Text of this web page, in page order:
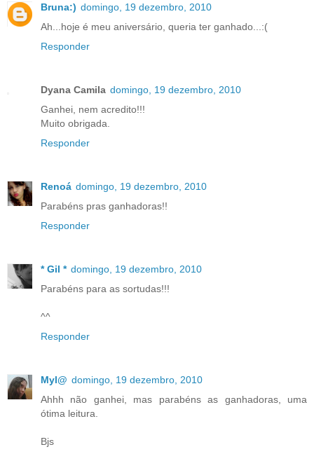
Bruna:) domingo, 19 dezembro, 2010
Ah...hoje é meu aniversário, queria ter ganhado...:(
Responder
Dyana Camila domingo, 19 dezembro, 2010
Ganhei, nem acredito!!!
Muito obrigada.
Responder
Renoá domingo, 19 dezembro, 2010
Parabéns pras ganhadoras!!
Responder
* Gil * domingo, 19 dezembro, 2010
Parabéns para as sortudas!!!
^^
Responder
Myl@ domingo, 19 dezembro, 2010
Ahhh não ganhei, mas parabéns as ganhadoras, uma
ótima leitura.
Bjs